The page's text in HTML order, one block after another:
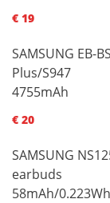
€ 19
SAMSUNG EB-
Plus/S947
4755mAh
€ 20
SAMSUNG
earbuds
58mAh/0.223Wh